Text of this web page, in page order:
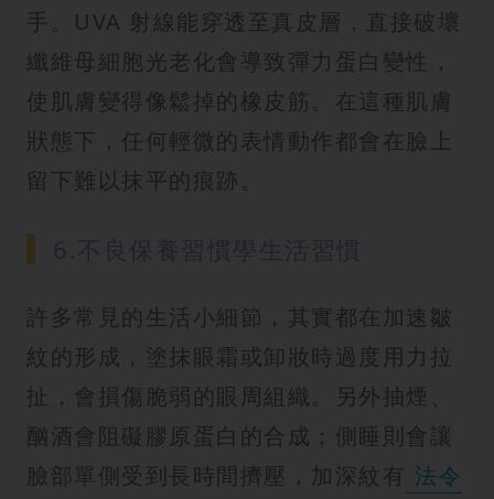
手。UVA 射線能穿透至真皮層，直接破壞
纖維母細胞光老化會導致彈力蛋白變性，
使肌膚變得像鬆掉的橡皮筋。在這種肌膚
狀態下，任何輕微的表情動作都會在臉上
留下難以抹平的痕跡。
許多常見的生活小細節，其實都在加速皺
紋的形成，塗抹眼霜或卸妝時過度用力拉
扯，會損傷脆弱的眼周組織。另外抽煙、
酗酒會阻礙膠原蛋白的合成；側睡則會讓
臉部單側受到長時間擠壓，加深紋有 法令